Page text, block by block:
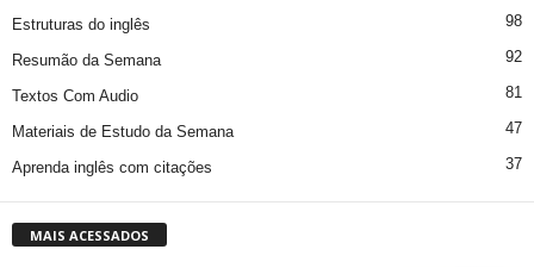
Estruturas do inglês 98
Resumão da Semana 92
Textos Com Audio 81
Materiais de Estudo da Semana 47
Aprenda inglês com citações 37
MAIS ACESSADOS